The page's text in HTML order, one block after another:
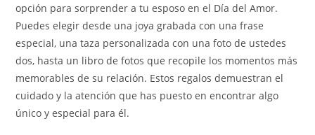
opción para sorprender a tu esposo en el Día del Amor.
Puedes elegir desde una joya grabada con una frase
especial, una taza personalizada con una foto de ustedes
dos, hasta un libro de fotos que recopile los momentos más
memorables de su relación. Estos regalos demuestran el
cuidado y la atención que has puesto en encontrar algo
único y especial para él.